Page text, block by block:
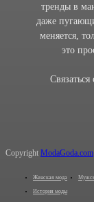
тренды в
даже
меняется,
это
Copyright ModaGoda.com
Женская мода
История моды